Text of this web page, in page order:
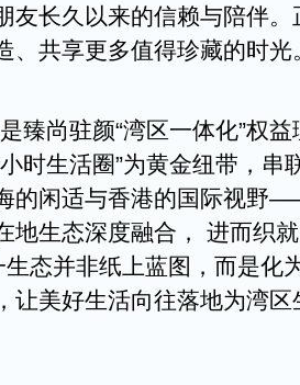
友长久以来的信赖与陪伴
、共享更多值得珍藏的时光
臻尚驻颜“湾区一体化”权
时生活圈”为黄金纽带，串
的闲适与香港的国际视野
地生态深度融合， 进而织
生态并非纸上蓝图，而是化
让美好生活向往落地为湾